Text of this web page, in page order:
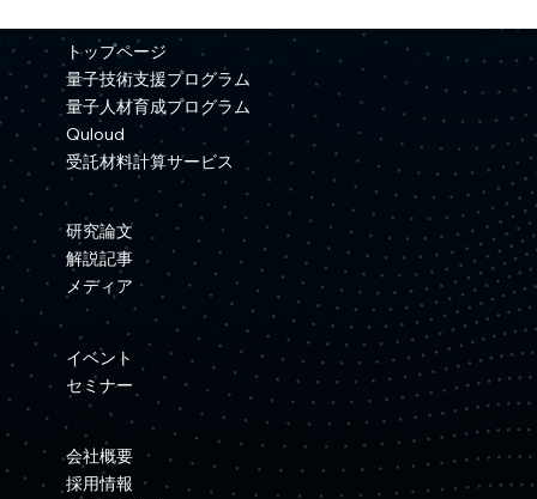
資本業務提携を締結
トップページ
量子技術支援プログラム
量子人材育成プログラム
Quloud
受託材料計算サービス
研究論文
解説記事
メディア
イベント
セミナー
会社概要
採用情報